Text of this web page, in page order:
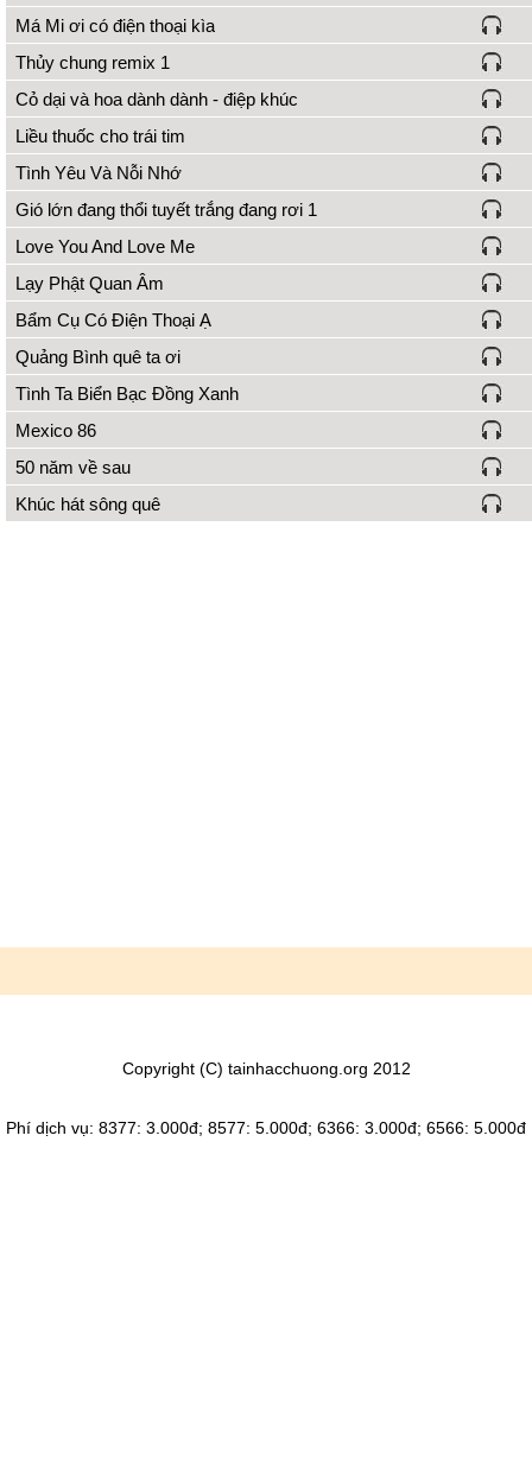
Má Mi ơi có điện thoại kìa
Thủy chung remix 1
Cỏ dại và hoa dành dành - điệp khúc
Liều thuốc cho trái tim
Tình Yêu Và Nỗi Nhớ
Gió lớn đang thổi tuyết trắng đang rơi 1
Love You And Love Me
Lạy Phật Quan Âm
Bẩm Cụ Có Điện Thoại Ạ
Quảng Bình quê ta ơi
Tình Ta Biển Bạc Đồng Xanh
Mexico 86
50 năm về sau
Khúc hát sông quê
Copyright (C) tainhacchuong.org 2012
Phí dịch vụ: 8377: 3.000đ; 8577: 5.000đ; 6366: 3.000đ; 6566: 5.000đ